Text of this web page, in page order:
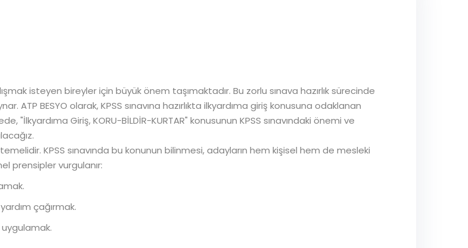
isteyen bireyler için büyük önem taşımaktadır. Bu zorlu sınava hazırlık sürecinde
BESYO olarak, KPSS sınavına hazırlıkta ilkyardıma giriş konusuna odaklanan
Giriş, KORU-BİLDİR-KURTAR" konusunun KPSS sınavındaki önemi ve
KPSS sınavında bu konunun bilinmesi, adayların hem kişisel hem de mesleki
prensipler vurgulanır:
çağırmak.